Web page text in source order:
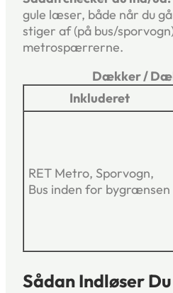
gule læser, både når du
stiger af (på bus/
metrospærrerne.
Dækker /
Inkluderet
RET Metro, Sporvogn,
Bus inden for bygrænsen
Sådan Indløser